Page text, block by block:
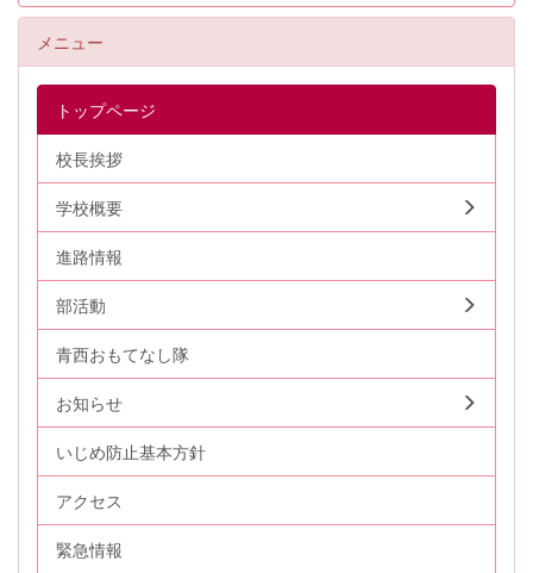
メニュー
トップページ
校長挨拶
学校概要
進路情報
部活動
青西おもてなし隊
お知らせ
いじめ防止基本方針
アクセス
緊急情報